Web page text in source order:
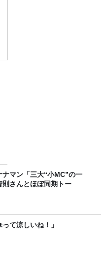
則さんとほぼ同期トー
て涼しいね！」